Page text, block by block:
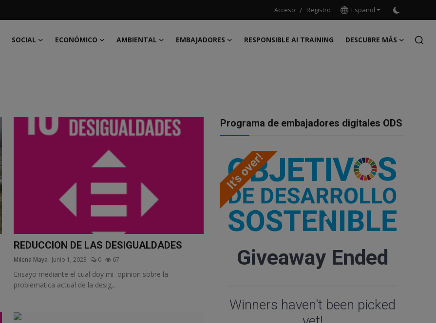
Acceso / Registro Español
SOCIAL ECONÓMICO AMBIENTAL EMBAJADORES RESPONSIBLE AI TRAINING
DESCUBRE MÁS
REDUCCION DE LAS DESIGUALDADES
Milena Maya Junio 1, 2023 0 67
Ensayo mediante el cual doy mi opinion sobre la
problematica actual de la desig...
Programa de embajadores digitales ODS